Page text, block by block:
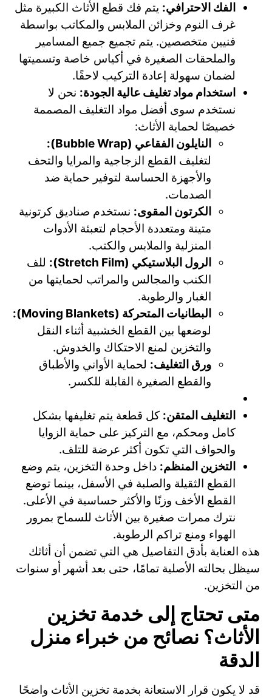
الفك الاحترافي: يتم فك قطع الأثاث الكبيرة مثل
غرف النوم وخزائن الملابس والمكاتب بواسطة
فنيين متخصصين. يتم تجميع جميع المسامير
والملحقات الصغيرة في أكياس خاصة وتسميتها
لضمان سهولة إعادة التركيب لاحقًا.
استخدام مواد تغليف عالية الجودة: نحن لا
نستخدم سوى أفضل مواد التغليف المصممة
خصيصًا لحماية الأثاث:
النايلون الفقاعي (Bubble Wrap):
لتغليف القطع الزجاجية والمرايا والتحف
والأجهزة الحساسة لتوفير حماية ضد
الصدمات.
الكرتون المقوى: نستخدم صناديق كرتونية
متينة ومتعددة الأحجام لتعبئة الأدوات
المنزلية والملابس والكتب.
الرول البلاستيكي (Stretch Film):
للف
الكنب والمجالس والمراتب لحمايتها من
الغبار والرطوبة.
البطانيات المتحركة (Moving Blankets):
لوضعها بين القطع الخشبية أثناء النقل
والتخزين لمنع الاحتكاك والخدوش.
ورق التغليف: لحماية الأواني والأطباق
والقطع الصغيرة القابلة للكسر.
التغليف المتقن: كل قطعة يتم تغليفها بشكل
كامل ومحكم، مع التركيز على حماية الزوايا
والحواف التي تكون أكثر عرضة للتلف.
التخزين المنظم: داخل وحدة التخزين، يتم وضع
القطع الثقيلة والصلبة في الأسفل، بينما توضع
القطع الأخف وزنًا والأكثر حساسية في الأعلى.
نترك ممرات صغيرة بين الأثاث للسماح بمرور
الهواء ومنع تراكم الرطوبة.
هذه العناية بأدق التفاصيل هي التي تضمن أن أثاثك
سيظل بحالته الأصلية تمامًا، حتى بعد أشهر أو سنوات
من التخزين.
متى تحتاج إلى خدمة تخزين
الأثاث؟ نصائح من خبراء منزل
الدقة
قد لا يكون قرار الاستعانة بخدمة تخزين الأثاث واضحًا